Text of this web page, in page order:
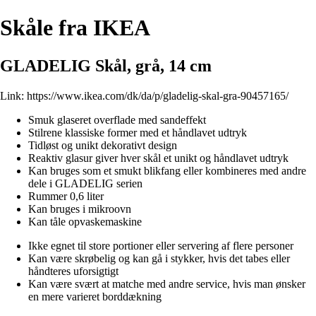
Skåle fra IKEA
GLADELIG Skål, grå, 14 cm
Link: https://www.ikea.com/dk/da/p/gladelig-skal-gra-90457165/
Smuk glaseret overflade med sandeffekt
Stilrene klassiske former med et håndlavet udtryk
Tidløst og unikt dekorativt design
Reaktiv glasur giver hver skål et unikt og håndlavet udtryk
Kan bruges som et smukt blikfang eller kombineres med andre
dele i GLADELIG serien
Rummer 0,6 liter
Kan bruges i mikroovn
Kan tåle opvaskemaskine
Ikke egnet til store portioner eller servering af flere personer
Kan være skrøbelig og kan gå i stykker, hvis det tabes eller
håndteres uforsigtigt
Kan være svært at matche med andre service, hvis man ønsker
en mere varieret borddækning